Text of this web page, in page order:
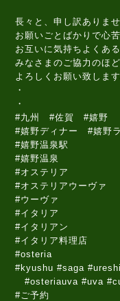
長々と、申し訳ありませ
お願いごとばかりで心
お互いに気持ちよくあ
みなさまのご協力のほど
よろしくお願い致しま
・
・
#九州 #佐賀 #嬉野
#嬉野ディナー #嬉野
#嬉野温泉駅
#嬉野温泉
#オステリア
#オステリアウーヴァ
#ウーヴァ
#イタリア
#イタリアン
#イタリア料理店
#osteria
#kyushu #saga
#osteriauva #uva
#ご予約